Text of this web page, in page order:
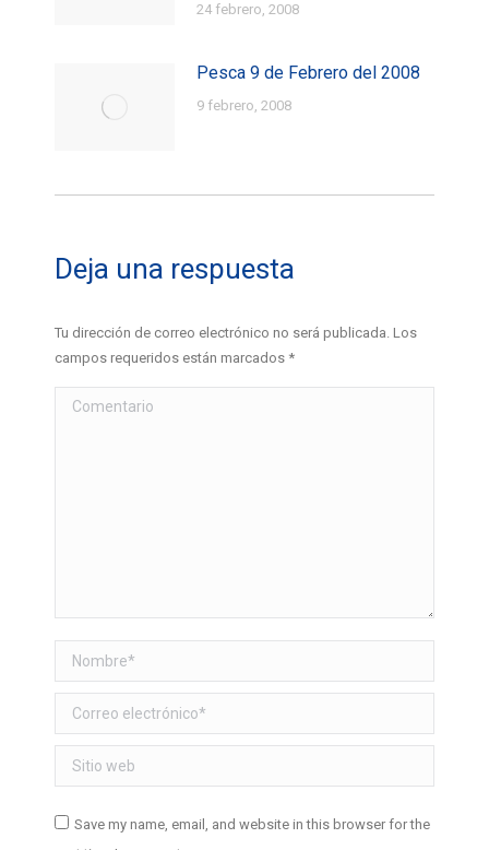
24 febrero, 2008
Pesca 9 de Febrero del 2008
9 febrero, 2008
Deja una respuesta
Tu dirección de correo electrónico no será publicada. Los
campos requeridos están marcados *
Comentario
Nombre *
Correo electrónico *
Sitio web
Save my name, email, and website in this browser for the